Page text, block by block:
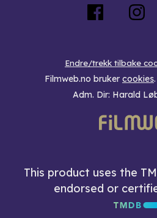
Endre/trekk tilbake
Filmweb.no bruker cookies.
Adm. Dir: Harald
This product uses the
endorsed or